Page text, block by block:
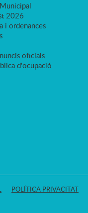
2026
i ordenances
oficials
d'ocupació
POLÍTICA PRIVACITAT